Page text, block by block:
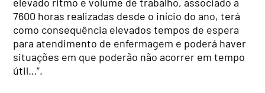
7600 horas realizadas desde o início do ano, terá
como consequência elevados tempos de espera
para atendimento de enfermagem e poderá haver
situações em que poderão não acorrer em tempo
útil…”.